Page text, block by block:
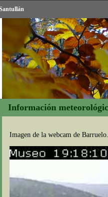
Información
Imagen de la webcam de